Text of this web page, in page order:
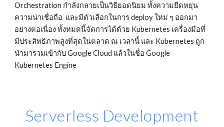
Orchestration กำลังกลายเป็นวิธียอดนิยม ทั้งความยืดหยุ่น
ความน่าเชื่อถือ  และมีตัวเลือกในการ deploy ใหม่ ๆ ออกมา
อย่างต่อเนื่อง ทั้งหมดนี้จัดการได้ด้วย Kubernetes เครื่องมือที่
มีประสิทธิภาพสูงที่สุดในตลาด ณ เวลานี้ และ Kubernetes ถูก
นำมารวมเข้ากับ Google Cloud แล้วในชื่อ Google
Kubernetes Engine
Serverless Development